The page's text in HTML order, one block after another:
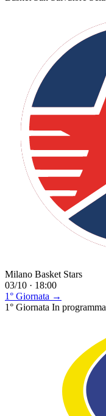
Milano Basket Stars
03/10 · 18:00
1° Giornata →
1° Giornata In programma